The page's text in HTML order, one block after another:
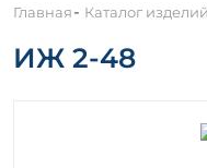
Главная- Каталог изделий
ИЖ 2-48